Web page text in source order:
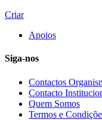
Criar
Apoios
Siga-nos
Contactos
Contacto
Quem Somos
Termos e